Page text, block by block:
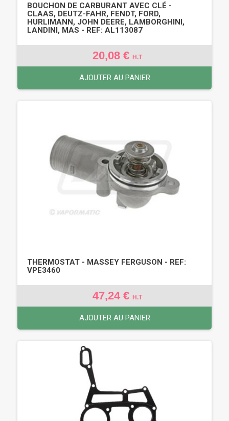
BOUCHON DE CARBURANT AVEC CLÉ -
CLAAS, DEUTZ-FAHR, FENDT, FORD,
HURLIMANN, JOHN DEERE, LAMBORGHINI,
LANDINI, MAS - REF: AL113087
20,08 € H.T
AJOUTER AU PANIER
THERMOSTAT - MASSEY FERGUSON - REF:
VPE3460
47,24 € H.T
AJOUTER AU PANIER